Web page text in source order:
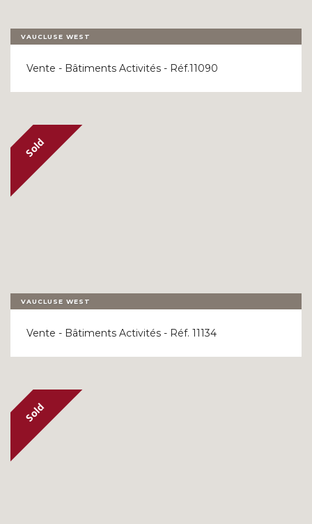
VAUCLUSE WEST
Vente - Bâtiments Activités - Réf.11090
VAUCLUSE WEST
Vente - Bâtiments Activités - Réf. 11134